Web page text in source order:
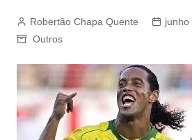
Robertão Chapa Quente junho
Outros